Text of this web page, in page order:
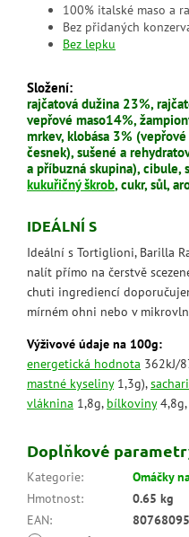
100% italské maso a
Bez přidaných
Bez lepku
Složení:
rajčatová dužina 23%,
vepřové maso14%,
mrkev, klobása 3%
česnek), sušené a
a příbuzná skupina), cibule,
kukuřičný škrob, cukr, sůl,
IDEÁLNÍ S
Ideální s Tortiglioni, Barilla
nalít přímo na čerstvě
chuti ingrediencí
mírném ohni nebo v
Výživové údaje na 100g:
energetická hodnota 362kJ/
mastné kyseliny1,3g),
vláknina 1,8g, bílkoviny4,8g,
Doplňkové
Kategorie:
Omáčky
Hmotnost:
0.65 kg
EAN: